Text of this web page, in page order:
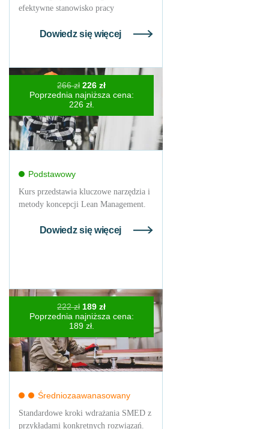
efektywne stanowisko pracy
Dowiedz się więcej
Podstawowy
Kurs przedstawia kluczowe narzędzia i
metody koncepcji Lean Management.
Dowiedz się więcej
266zł Pierwotna
cena
wynosiła:
266 zł.
226 złAktualna
cena
226 zł.
Poprzednia najniższa cena:
226 zł.
Średniozaawanasowany
Standardowe kroki wdrażania SMED z
przykładami konkretnych rozwiązań.
222zł Pierwotna
cena
wynosiła:
222 zł.
189 złAktualna
cena
189 zł.
Poprzednia najniższa cena:
189 zł.